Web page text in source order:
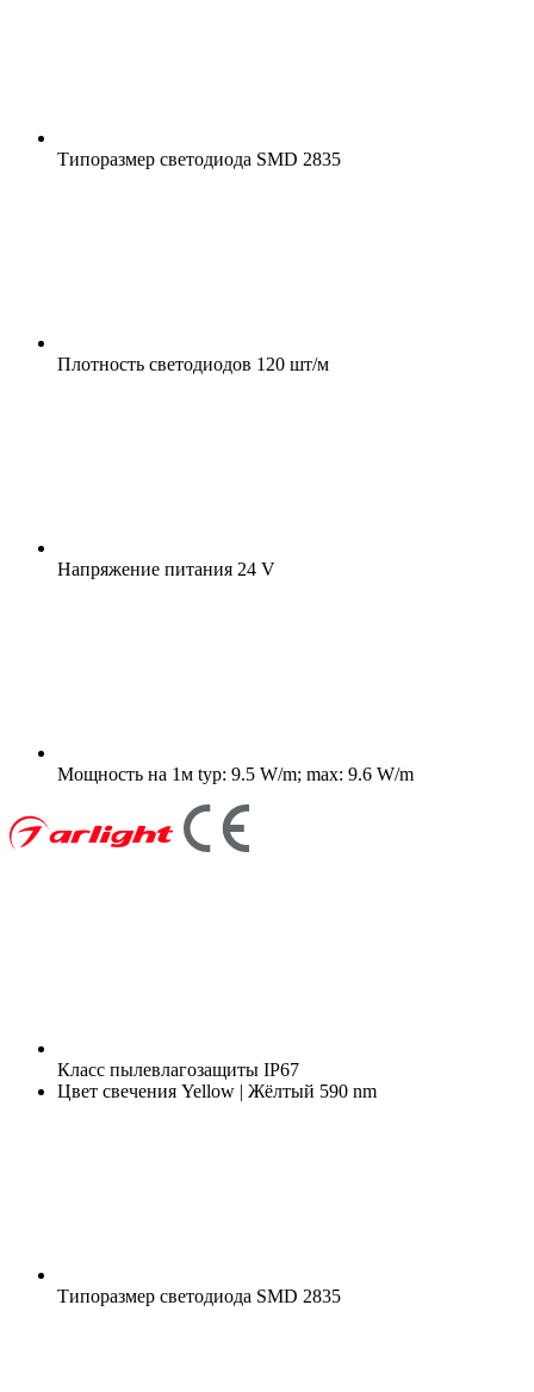
Типоразмер светодиода SMD 2835
Плотность светодиодов 120 шт/м
Напряжение питания 24 V
Мощность на 1м typ: 9.5 W/m; max: 9.6 W/m
Класс пылевлагозащиты IP67
Цвет свечения Yellow | Жёлтый 590 nm
Типоразмер светодиода SMD 2835